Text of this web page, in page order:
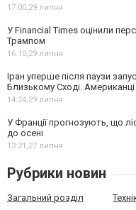
17:00,29 липня
У Financial Times оцінили
Трампом
16:10,29 липня
Іран уперше після паузи
Близькому Сході.
14:24,29 липня
У Франції прогнозують, що
до осені
13:21,27 липня
Рубрики новин
Загальний розділ